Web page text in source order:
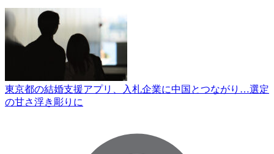
東京都の結婚支援アプリ、入札企業に中国とつながり…選定
の甘さ浮き彫りに